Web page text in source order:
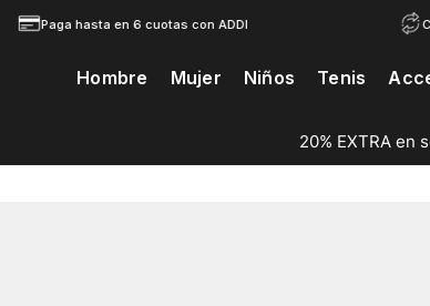
Paga hasta en 6 cuotas con ADDI
Hombre Mujer Niños Tenis
20% EXTRA en